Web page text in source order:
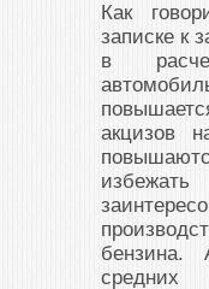
Как
записке к
в
акцизов
бензина.